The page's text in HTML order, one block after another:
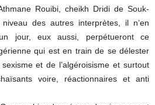
Rouibi, cheikh Dridi de Souk-
des autres interprètes, il n’en
jour, eux aussi, perpétueront ce
qui est en train de se délester
et de l’algéroisisme et surtout
voire, réactionnaires et anti